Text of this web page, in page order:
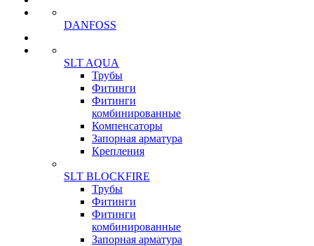
DANFOSS
SLT AQUA
Трубы
Фитинги
Фитинги
комбинированные
Компенсаторы
Запорная арматура
Крепления
SLT BLOCKFIRE
Трубы
Фитинги
Фитинги
комбинированные
Запорная арматура